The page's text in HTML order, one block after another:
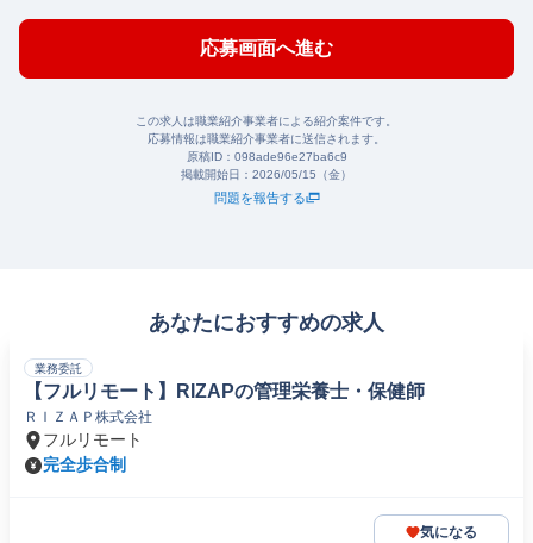
応募画面へ進む
この求人は職業紹介事業者による紹介案件です。
応募情報は職業紹介事業者に送信されます。
原稿ID： 098ade96e27ba6c9
掲載開始日： 2026/05/15（金）
問題を報告する
あなたにおすすめの求人
業務委託
【フルリモート】RIZAPの管理栄養士・保健師
ＲＩＺＡＰ株式会社
フルリモート
完全歩合制
気になる